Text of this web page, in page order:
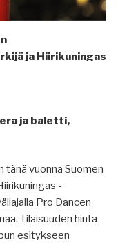
ja Hiirikuningas
ja baletti,
tänä vuonna Suomen
-
Pro Dancen
Tilaisuuden hinta
esitykseen